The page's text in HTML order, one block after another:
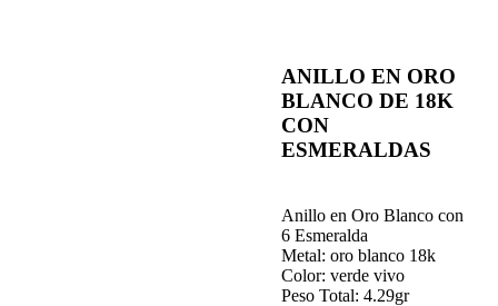
ANILLO EN ORO
BLANCO DE 18K
CON
ESMERALDAS
Anillo en Oro Blanco con
6 Esmeralda
Metal: oro blanco 18k
Color: verde vivo
Peso Total: 4.29gr